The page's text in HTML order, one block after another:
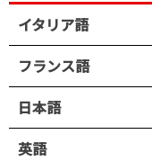
イタリア語
フランス語
日本語
英語